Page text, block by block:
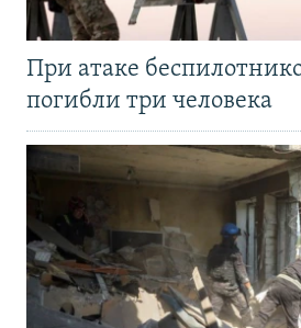
При атаке
погибли три человека